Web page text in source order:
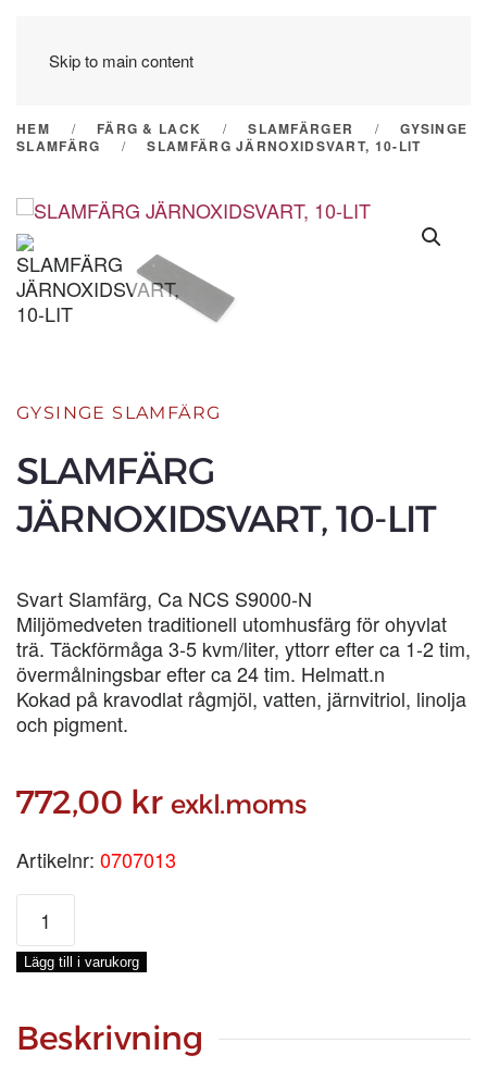
Skip to main content
HEM FÄRG & LACK SLAMFÄRGER
GYSINGE
SLAMFÄRG
SLAMFÄRG JÄRNOXIDSVART, 10-LIT
GYSINGE SLAMFÄRG
SLAMFÄRG
JÄRNOXIDSVART, 10-LIT
Svart Slamfärg, Ca NCS S9000-N
Miljömedveten traditionell utomhusfärg för ohyvlat
trä. Täckförmåga 3-5 kvm/liter, yttorr efter ca 1-2 tim,
övermålningsbar efter ca 24 tim. Helmatt.n
Kokad på kravodlat rågmjöl, vatten, järnvitriol, linolja
och pigment.
772,00 kr exkl.moms
Artikelnr: 0707013
SLAMFÄRG
JÄRNOXIDSVART,
10-
LIT
Lägg till i varukorg
Beskrivning